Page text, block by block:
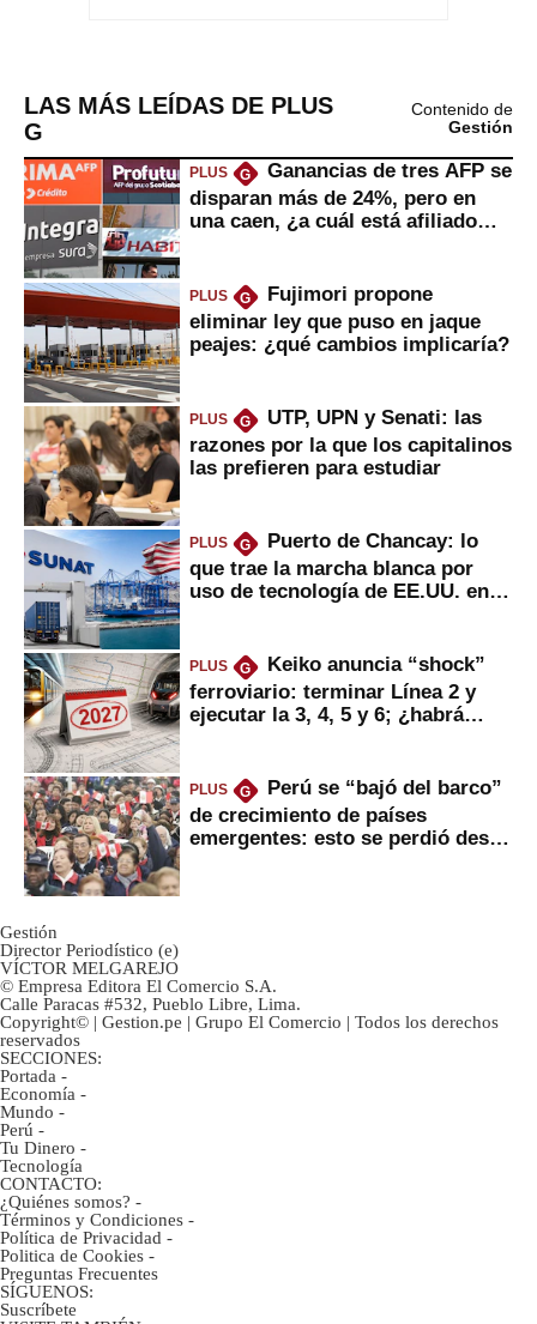
LAS MÁS LEÍDAS DE PLUS
G
Contenido de
Gestión
PLUS G
Ganancias de tres AFP se
disparan más de 24%, pero en
una caen, ¿a cuál está afiliado
PLUS G
Fujimori propone
eliminar ley que puso en jaque
peajes: ¿qué cambios implicaría?
PLUS G
UTP, UPN y Senati: las
razones por la que los capitalinos
las prefieren para estudiar
PLUS G
Puerto de Chancay: lo
que trae la marcha blanca por
uso de tecnología de EE.UU. en
PLUS G
Keiko anuncia “shock”
ferroviario: terminar Línea 2 y
ejecutar la 3, 4, 5 y 6; ¿habrá
PLUS G
Perú se “bajó del barco”
de crecimiento de países
emergentes: esto se perdió desde
Gestión
Director Periodístico (e)
VÍCTOR MELGAREJO
© Empresa Editora El Comercio S.A.
Calle Paracas #532, Pueblo Libre, Lima.
Copyright© | Gestion.pe | Grupo El Comercio | Todos los derechos
reservados
SECCIONES:
Portada -
Economía -
Mundo -
Perú -
Tu Dinero -
Tecnología
CONTACTO:
¿Quiénes somos? -
Términos y Condiciones -
Política de Privacidad -
Politica de Cookies -
Preguntas Frecuentes
SÍGUENOS:
Suscríbete